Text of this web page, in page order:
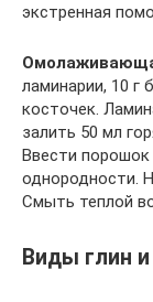
экстренная
ламинарии, 10 г
косточек.
залить 50 мл
Ввести
однородности.
Смыть теплой
Виды глин